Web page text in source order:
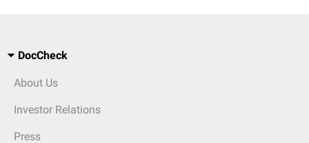
DocCheck
About Us
Investor Relations
Press